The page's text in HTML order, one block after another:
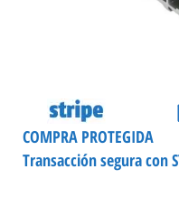
Transacción segura con
COMPRA PROTEGIDA